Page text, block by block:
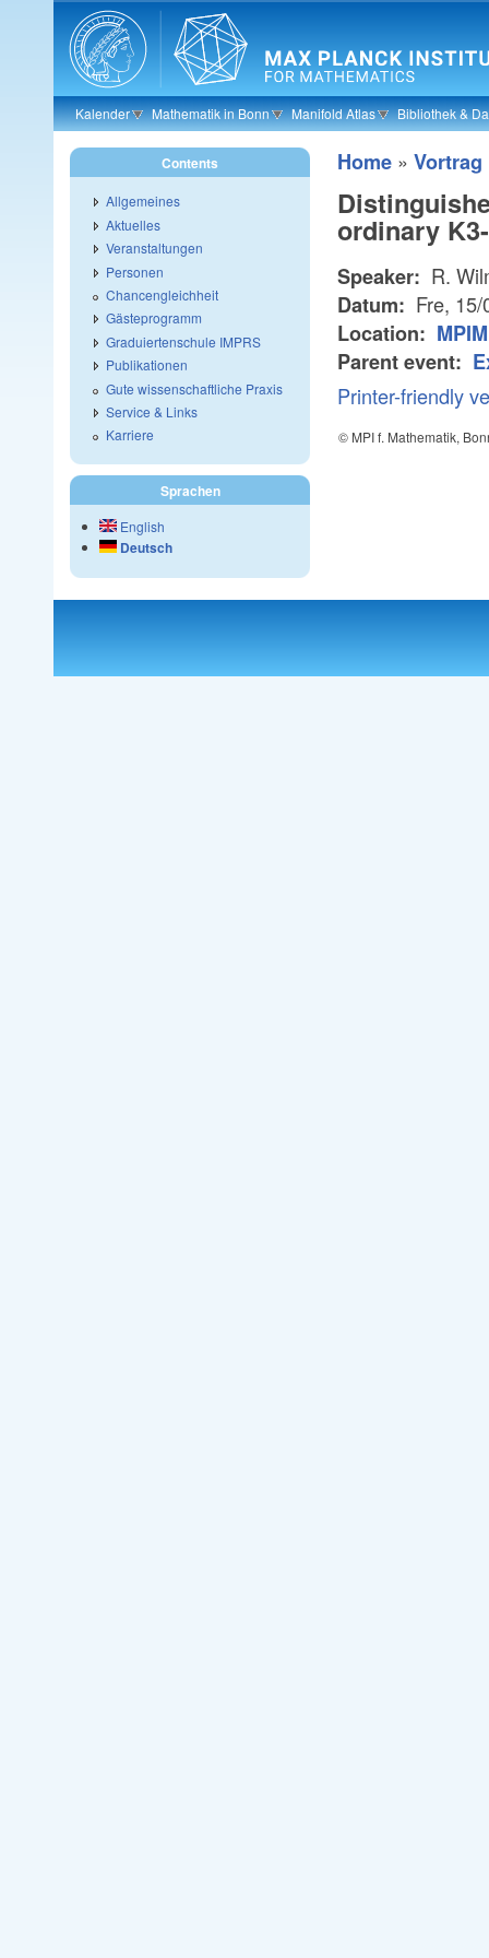
Skip to main content
Kalender Mathematik in Bonn Manifold Atlas Bibliothek &
Home » Vortrag
ordinary
Speaker: R.
Datum: Fre,
Location:
Parent event:
Printer-friendly
© MPI f. Mathematik,
Contents
Allgemeines
Aktuelles
Veranstaltungen
Personen
Chancengleichheit
Gästeprogramm
Graduiertenschule IMPRS
Publikationen
Gute wissenschaftliche Praxis
Service & Links
Karriere
Sprachen
English
Deutsch